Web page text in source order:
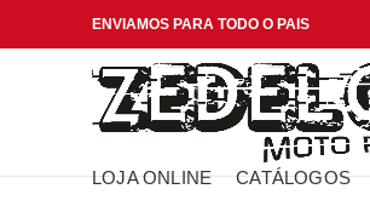
ENVIAMOS PARA TODO O PAIS
LOJA ONLINE CATÁLOGOS